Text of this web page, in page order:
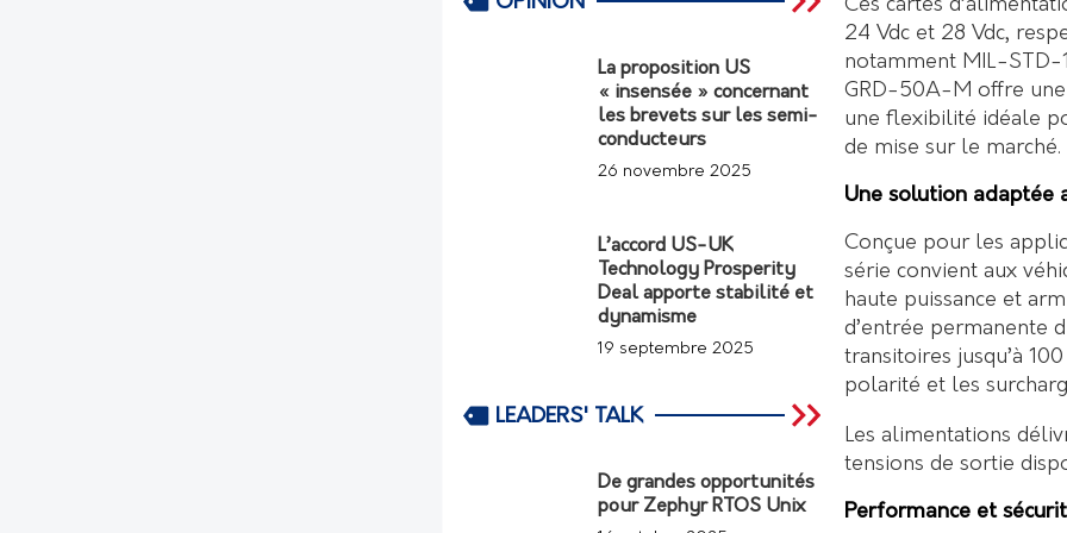
Ces cartes
24 Vdc et 28 Vdc,
notamment MIL-
GRD-50A-M offre
une flexibilité idéale
de mise sur le marché.
Une solution adaptée
Conçue pour les
série convient aux
haute puissance et
d’entrée permanente
transitoires jusqu’à
polarité et les
Les alimentations
tensions de sortie
Performance et
La proposition US
« insensée » concernant
les brevets sur les semi-
conducteurs
26 novembre 2025
L’accord US-UK
Technology Prosperity
Deal apporte stabilité et
dynamisme
19 septembre 2025
LEADERS' TALK
De grandes opportunités
pour Zephyr RTOS Unix